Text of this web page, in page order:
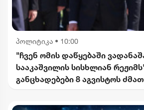
პოლიტიკა • 10:00
"ჩვენ ომის დაწყებაში
სააკაშვილის სისხლიან
განცხადებები 8 აგვისტოს